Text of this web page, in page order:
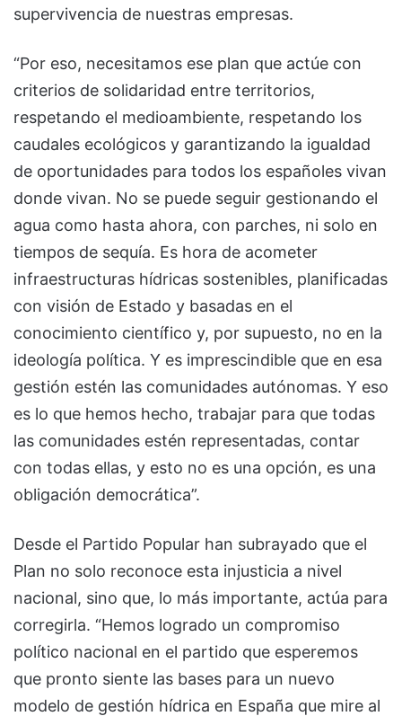
supervivencia de nuestras empresas.
“Por eso, necesitamos ese plan que actúe con
criterios de solidaridad entre territorios,
respetando el medioambiente, respetando los
caudales ecológicos y garantizando la igualdad
de oportunidades para todos los españoles vivan
donde vivan. No se puede seguir gestionando el
agua como hasta ahora, con parches, ni solo en
tiempos de sequía. Es hora de acometer
infraestructuras hídricas sostenibles, planificadas
con visión de Estado y basadas en el
conocimiento científico y, por supuesto, no en la
ideología política. Y es imprescindible que en esa
gestión estén las comunidades autónomas. Y eso
es lo que hemos hecho, trabajar para que todas
las comunidades estén representadas, contar
con todas ellas, y esto no es una opción, es una
obligación democrática”.
Desde el Partido Popular han subrayado que el
Plan no solo reconoce esta injusticia a nivel
nacional, sino que, lo más importante, actúa para
corregirla. “Hemos logrado un compromiso
político nacional en el partido que esperemos
que pronto siente las bases para un nuevo
modelo de gestión hídrica en España que mire al